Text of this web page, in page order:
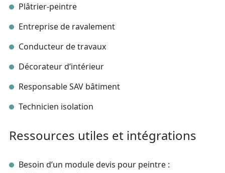
Plâtrier‑peintre
Entreprise de ravalement
Conducteur de travaux
Décorateur d’intérieur
Responsable SAV bâtiment
Technicien isolation
Ressources utiles et intégrations
Besoin d’un module devis pour peintre :